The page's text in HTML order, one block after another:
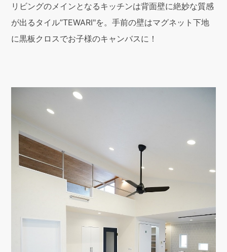
リビングのメインとなるキッチンは背面壁に絶妙な質感
が出るタイル”TEWARI"を。手前の壁はマグネット下地
に黒板クロスでお子様のキャンバスに！